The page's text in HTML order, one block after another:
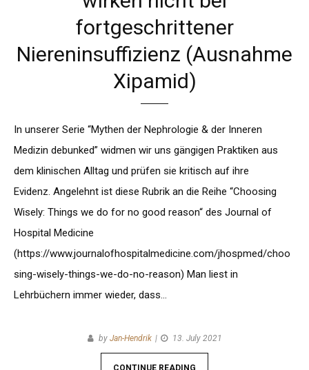
fortgeschrittener
Niereninsuffizienz (Ausnahme
Xipamid)
In unserer Serie “Mythen der Nephrologie & der Inneren
Medizin debunked” widmen wir uns gängigen Praktiken aus
dem klinischen Alltag und prüfen sie kritisch auf ihre
Evidenz. Angelehnt ist diese Rubrik an die Reihe “Choosing
Wisely: Things we do for no good reason“ des Journal of
Hospital Medicine
(https://www.journalofhospitalmedicine.com/jhospmed/choo
sing-wisely-things-we-do-no-reason) Man liest in
Lehrbüchern immer wieder, dass…
by Jan-Hendrik 13. July 2021